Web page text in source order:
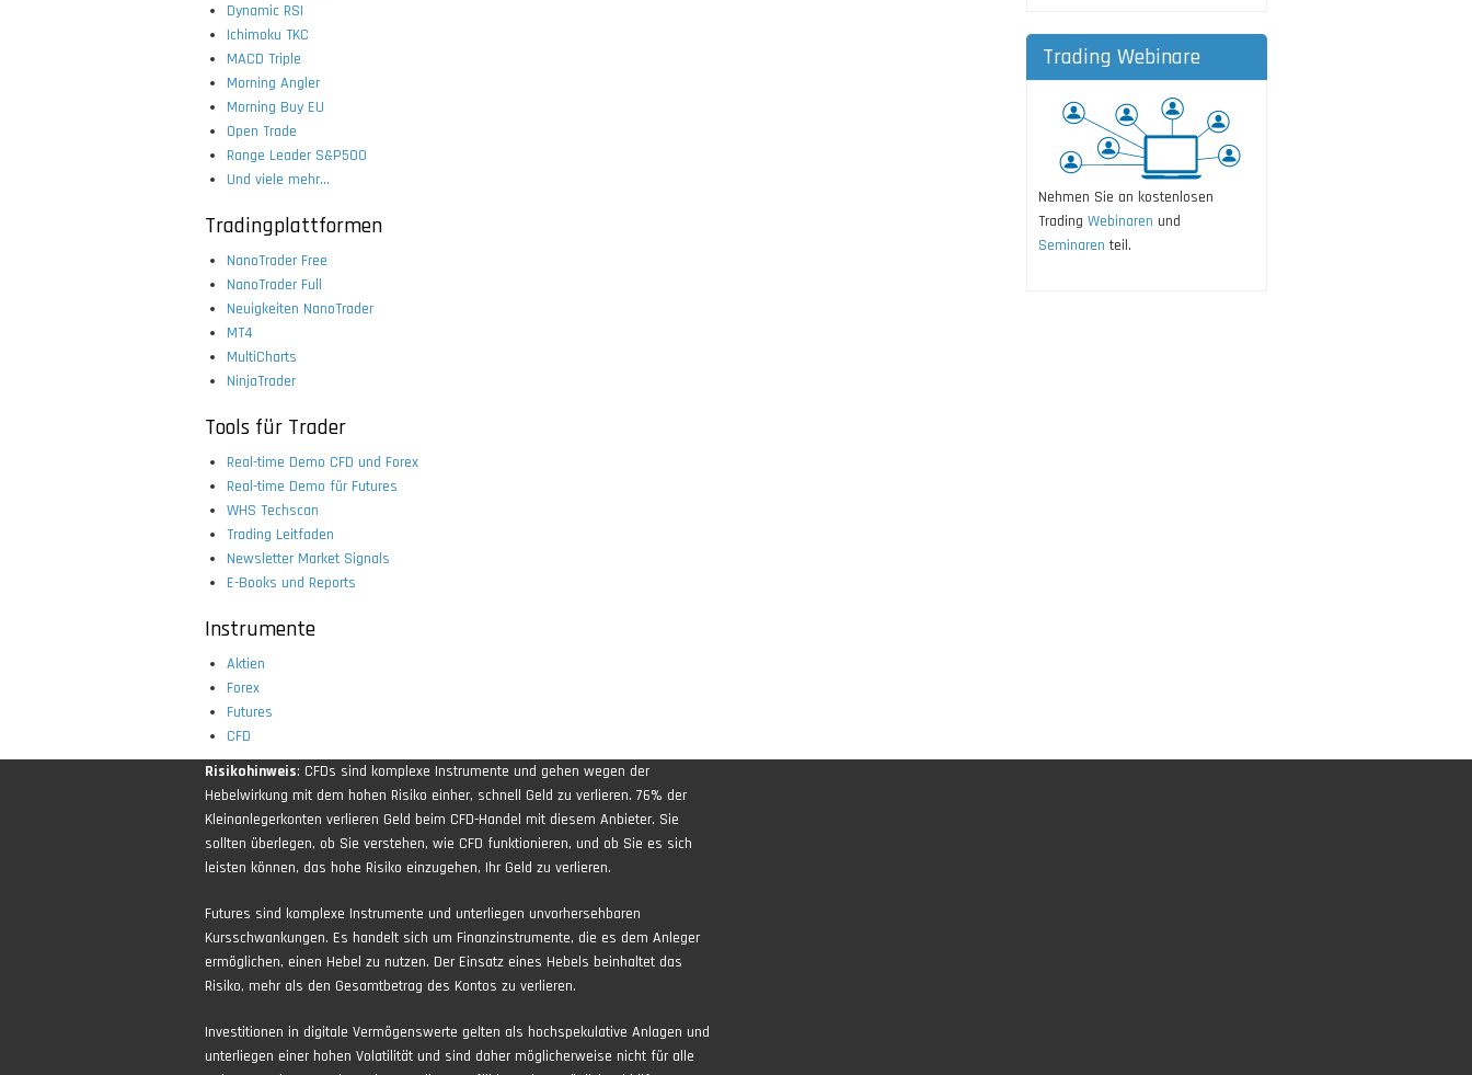
Dynamic RSI
Ichimoku TKC
MACD Triple
Morning Angler
Morning Buy EU
Open Trade
Range Leader S&P500
Und viele mehr...
Tradingplattformen
NanoTrader Free
NanoTrader Full
Neuigkeiten NanoTrader
MT4
MultiCharts
NinjaTrader
Tools für Trader
Real-time Demo CFD und Forex
Real-time Demo für Futures
WHS Techscan
Trading Leitfaden
Newsletter Market Signals
E-Books und Reports
Instrumente
Aktien
Forex
Futures
CFD
Trading Webinare
Nehmen Sie an kostenlosen
Trading Webinaren und
Seminaren teil.
Risikohinweis: CFDs sind komplexe Instrumente und gehen wegen der
Hebelwirkung mit dem hohen Risiko einher, schnell Geld zu verlieren. 76% der
Kleinanlegerkonten verlieren Geld beim CFD-Handel mit diesem Anbieter. Sie
sollten überlegen, ob Sie verstehen, wie CFD funktionieren, und ob Sie es sich
leisten können, das hohe Risiko einzugehen, Ihr Geld zu verlieren.
Futures sind komplexe Instrumente und unterliegen unvorhersehbaren
Kursschwankungen. Es handelt sich um Finanzinstrumente, die es dem Anleger
ermöglichen, einen Hebel zu nutzen. Der Einsatz eines Hebels beinhaltet das
Risiko, mehr als den Gesamtbetrag des Kontos zu verlieren.
Investitionen in digitale Vermögenswerte gelten als hochspekulative Anlagen und
unterliegen einer hohen Volatilität und sind daher möglicherweise nicht für alle